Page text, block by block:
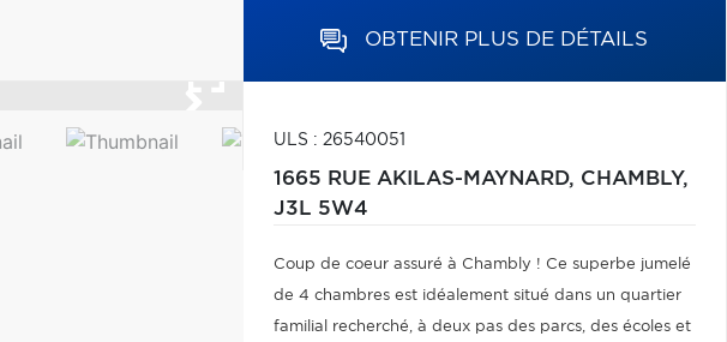
OBTENIR PLUS DE DÉTAILS
ULS : 26540051
1665 RUE AKILAS-MAYNARD, CHAMBLY,
J3L 5W4
Coup de coeur assuré à Chambly ! Ce superbe jumelé
de 4 chambres est idéalement situé dans un quartier
familial recherché, à deux pas des parcs, des écoles et